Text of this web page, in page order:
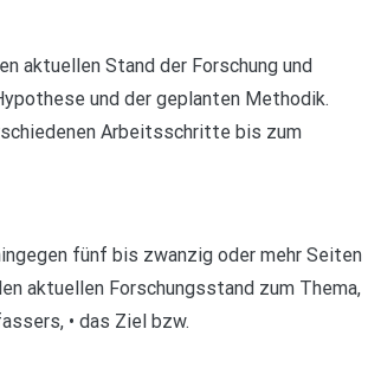
aktuellen Stand der Forschung und
und der geplanten Methodik.
Arbeitsschritte bis zum
fünf bis zwanzig oder mehr Seiten
aktuellen Forschungsstand zum Thema,
• das Ziel bzw.